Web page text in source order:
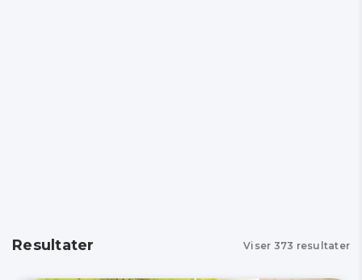
Resultater Viser 373 resultater